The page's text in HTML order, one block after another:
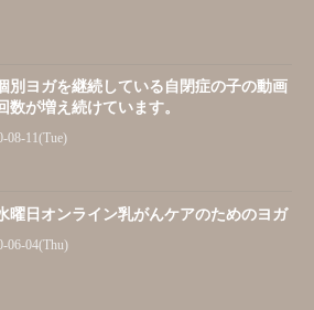
別ヨガを継続している自閉症の子の動画
数が増え続けています。
08-11(Tue)
曜日オンライン乳がんケアのためのヨガ
06-04(Thu)